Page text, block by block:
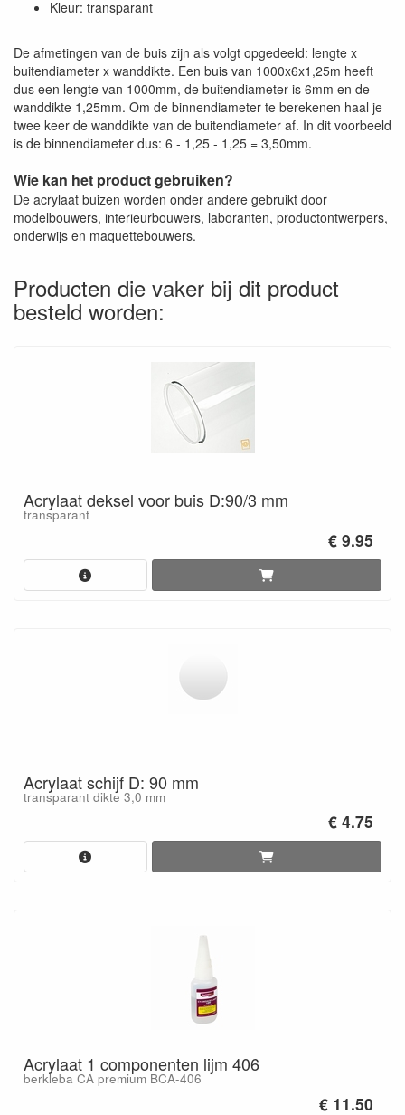
Kleur: transparant
De afmetingen van de buis zijn als volgt opgedeeld: lengte x
buitendiameter x wanddikte. Een buis van 1000x6x1,25m heeft
dus een lengte van 1000mm, de buitendiameter is 6mm en de
wanddikte 1,25mm. Om de binnendiameter te berekenen haal je
twee keer de wanddikte van de buitendiameter af. In dit voorbeeld
is de binnendiameter dus: 6 - 1,25 - 1,25 = 3,50mm.
Wie kan het product gebruiken?
De acrylaat buizen worden onder andere gebruikt door
modelbouwers, interieurbouwers, laboranten, productontwerpers,
onderwijs en maquettebouwers.
Producten die vaker bij dit product
besteld worden:
Acrylaat deksel voor buis D:90/3 mm
transparant
€ 9.95
Acrylaat schijf D: 90 mm
transparant dikte 3,0 mm
€ 4.75
Acrylaat 1 componenten lijm 406
berkleba CA premium BCA-406
€ 11.50